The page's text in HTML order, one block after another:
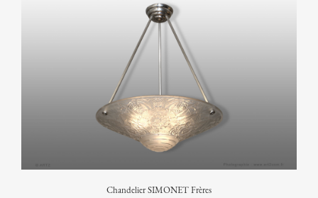
Chandelier SIMONET Frères